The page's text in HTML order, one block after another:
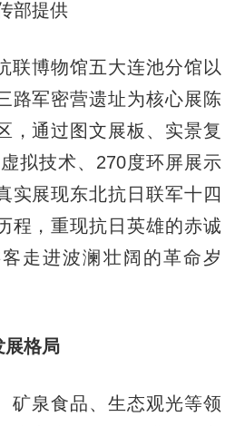
部提供
联博物馆五大连池分馆以
路军密营遗址为核心展陈
，通过图文展板、实景复
拟技术、270度环屏展示
实展现东北抗日联军十四
程，重现抗日英雄的赤诚
走进波澜壮阔的革命岁
展格局
矿泉食品、生态观光等领